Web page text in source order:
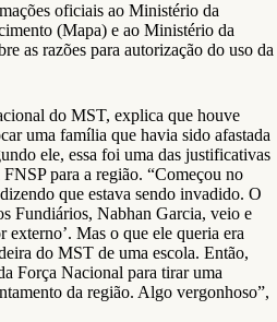
oficiais ao Ministério da
(Mapa) e ao Ministério da
as razões para autorização do uso da
do MST, explica que houve
uma família que havia sido afastada
ele, essa foi uma das justificativas
para a região. “Começou no
que estava sendo invadido. O
Fundiários, Nabhan Garcia, veio e
externo’. Mas o que ele queria era
do MST de uma escola. Então,
Força Nacional para tirar uma
da região. Algo vergonhoso”,